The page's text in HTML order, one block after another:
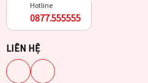
Hotline
0877.555555
LIÊN HỆ